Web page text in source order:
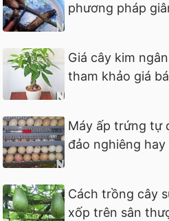
phương pháp
Giá cây kim
tham khảo giá
Máy ấp trứng tự
đảo nghiêng hay
Cách trồng cây
xốp trên sân